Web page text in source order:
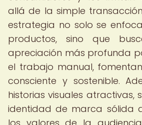
allá de la simple
estrategia no solo se
productos, sino que
apreciación más profunda
el trabajo manual,
consciente y sostenible.
historias visuales atractivas,
identidad de marca sólida